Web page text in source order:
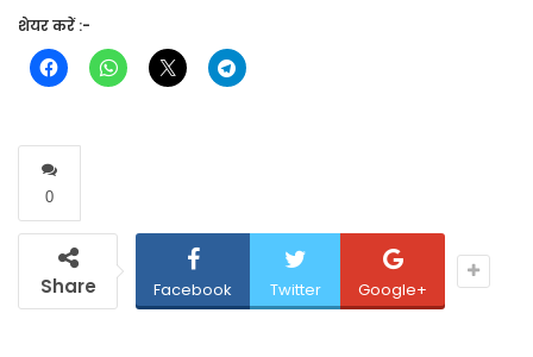
शेयर करें :-
0
Share Facebook Twitter Google+